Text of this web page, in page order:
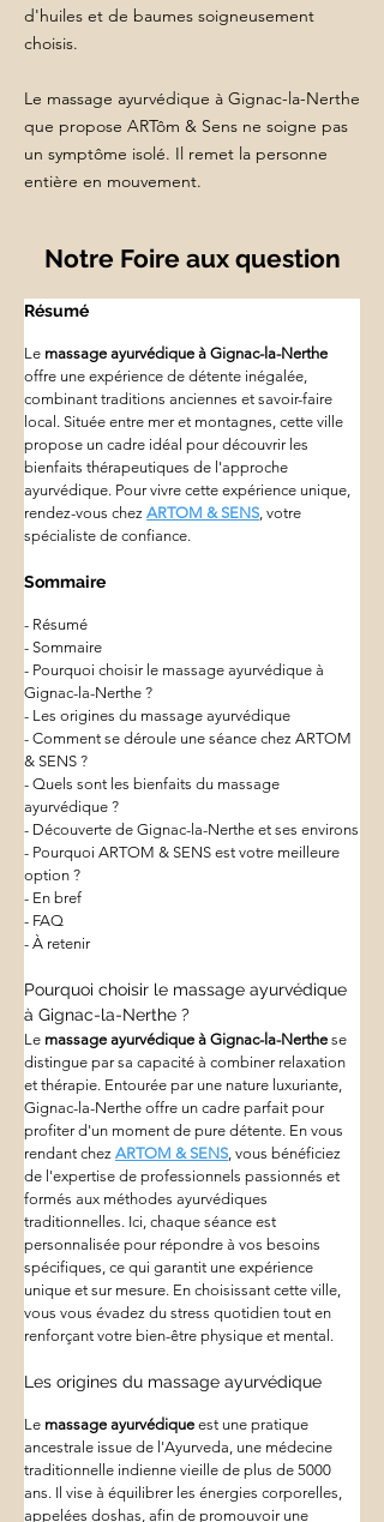
d'huiles et de baumes soigneusement
choisis.
Le massage ayurvédique à Gignac-la-Nerthe
que propose ARTôm & Sens ne soigne pas
un symptôme isolé. Il remet la personne
entière en mouvement.
Notre Foire aux question
Résumé
Le massage ayurvédique à Gignac-la-Nerthe
offre une expérience de détente inégalée,
combinant traditions anciennes et savoir-faire
local. Située entre mer et montagnes, cette ville
propose un cadre idéal pour découvrir les
bienfaits thérapeutiques de l'approche
ayurvédique. Pour vivre cette expérience unique,
rendez-vous chez ARTOM & SENS, votre
spécialiste de confiance.
Sommaire
- Résumé
- Sommaire
- Pourquoi choisir le massage ayurvédique à
Gignac-la-Nerthe ?
- Les origines du massage ayurvédique
- Comment se déroule une séance chez ARTOM
& SENS ?
- Quels sont les bienfaits du massage
ayurvédique ?
- Découverte de Gignac-la-Nerthe et ses environs
- Pourquoi ARTOM & SENS est votre meilleure
option ?
- En bref
- FAQ
- À retenir
Pourquoi choisir le massage ayurvédique
à Gignac-la-Nerthe ?
Le massage ayurvédique à Gignac-la-Nerthe se
distingue par sa capacité à combiner relaxation
et thérapie. Entourée par une nature luxuriante,
Gignac-la-Nerthe offre un cadre parfait pour
profiter d'un moment de pure détente. En vous
rendant chez ARTOM & SENS, vous bénéficiez
de l'expertise de professionnels passionnés et
formés aux méthodes ayurvédiques
traditionnelles. Ici, chaque séance est
personnalisée pour répondre à vos besoins
spécifiques, ce qui garantit une expérience
unique et sur mesure. En choisissant cette ville,
vous vous évadez du stress quotidien tout en
renforçant votre bien-être physique et mental.
Les origines du massage ayurvédique
Le massage ayurvédique est une pratique
ancestrale issue de l'Ayurveda, une médecine
traditionnelle indienne vieille de plus de 5000
ans. Il vise à équilibrer les énergies corporelles,
appelées doshas, afin de promouvoir une